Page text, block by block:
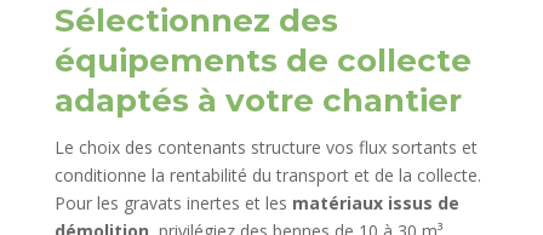
Sélectionnez des
équipements de collecte
adaptés à votre chantier
Le choix des contenants structure vos flux sortants et
conditionne la rentabilité du transport et de la collecte.
Pour les gravats inertes et les matériaux issus de